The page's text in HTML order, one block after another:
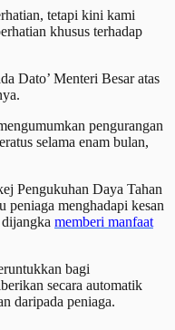
tetapi kini kami
khusus terhadap
Dato’ Menteri Besar atas
pengurangan
selama enam bulan,
Pengukuhan Daya Tahan
peniaga menghadapi kesan
memberi manfaat
bagi
secara automatik
daripada peniaga.